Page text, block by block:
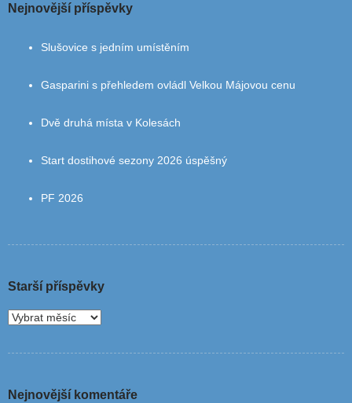
Nejnovější příspěvky
Slušovice s jedním umístěním
Gasparini s přehledem ovládl Velkou Májovou cenu
Dvě druhá místa v Kolesách
Start dostihové sezony 2026 úspěšný
PF 2026
Starší příspěvky
Nejnovější komentáře